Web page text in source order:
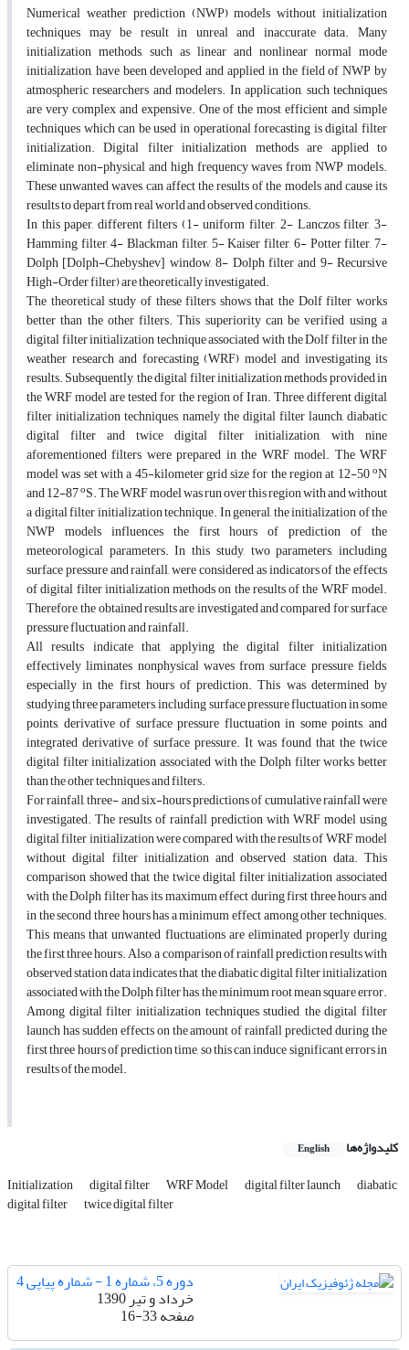
Numerical weather prediction (NWP) models without initialization
techniques may be result in unreal and inaccurate data. Many
initialization methods, such as linear and nonlinear normal mode
initialization, have been developed and applied in the field of NWP by
atmospheric researchers and modelers. In application, such techniques
are very complex and expensive. One of the most efficient and simple
techniques which can be used in operational forecasting is digital filter
initialization. Digital filter initialization methods are applied to
eliminate non-physical and high frequency waves from NWP models.
These unwanted waves can affect the results of the models and cause its
results to depart from real world and observed conditions.
In this paper, different filters (1- uniform filter, 2- Lanczos filter, 3-
Hamming filter, 4- Blackman filter, 5- Kaiser filter, 6- Potter filter, 7-
Dolph [Dolph-Chebyshev] window, 8- Dolph filter and 9- Recursive
High-Order filter) are theoretically investigated.
The theoretical study of these filters shows that the Dolf filter works
better than the other filters. This superiority can be verified using a
digital filter initialization technique associated with the Dolf filter in the
weather research and forecasting (WRF) model and investigating its
results. Subsequently, the digital filter initialization methods provided in
the WRF model are tested for the region of Iran. Three different digital
filter initialization techniques, namely the digital filter launch, diabatic
digital filter and twice digital filter initialization, with nine
aforementioned filters were prepared in the WRF model. The WRF
model was set with a 45-kilometer grid size for the region at 12-50oN
and 12-87oS. The WRF model was run over this region with and without
a digital filter initialization technique. In general, the initialization of the
NWP models influences the first hours of prediction of the
meteorological parameters. In this study, two parameters, including
surface pressure and rainfall, were considered as indicators of the effects
of digital filter initialization methods on the results of the WRF model.
Therefore, the obtained results are investigated and compared for surface
pressure fluctuation and rainfall.
All results indicate that applying the digital filter initialization
effectively liminates nonphysical waves from surface pressure fields,
especially in the first hours of prediction. This was determined by
studying three parameters, including surface pressure fluctuation in some
points, derivative of surface pressure fluctuation in some points, and
integrated derivative of surface pressure. It was found that the twice
digital filter initialization associated with the Dolph filter works better
than the other techniques and filters.
For rainfall, three- and six-hours predictions of cumulative rainfall were
investigated. The results of rainfall prediction with WRF model using
digital filter initialization were compared with the results of WRF model
without digital filter initialization and observed station data. This
comparison showed that the twice digital filter initialization associated
with the Dolph filter has its maximum effect during first three hours and
in the second three hours has a minimum effect among other techniques.
This means that unwanted fluctuations are eliminated properly during
the first three hours. Also, a comparison of rainfall prediction results with
observed station data indicates that the diabatic digital filter initialization
associated with the Dolph filter has the minimum root mean square error.
Among digital filter initialization techniques studied, the digital filter
launch has sudden effects on the amount of rainfall predicted during the
first three hours of prediction time, so this can induce significant errors in
results of the model.
کلیدواژه‌ها English
Initialization digital filter WRF Model digital filter launch diabatic
digital filter twice digital filter
دوره 5، شماره 1 - شماره پیاپی 4
خرداد و تیر 1390
صفحه16-33